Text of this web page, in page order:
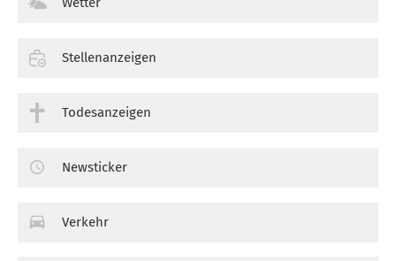
Stellenanzeigen
Todesanzeigen
Newsticker
Verkehr